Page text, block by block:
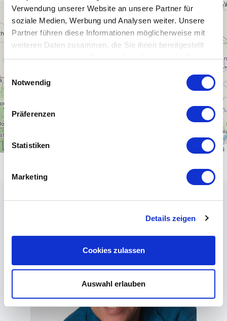
Verwendung unserer Website an unsere Partner für
soziale Medien, Werbung und Analysen weiter. Unsere
Partner führen diese Informationen möglicherweise mit
weiteren Daten zusammen, die Sie ihnen bereitgestellt
haben oder die sie im Rahmen Ihrer Nutzung der Dienste
Notwendig
Präferenzen
Statistiken
Marketing
Details zeigen
Cookies zulassen
Auswahl erlauben
+
−
300 km OpenStreetMap contributors